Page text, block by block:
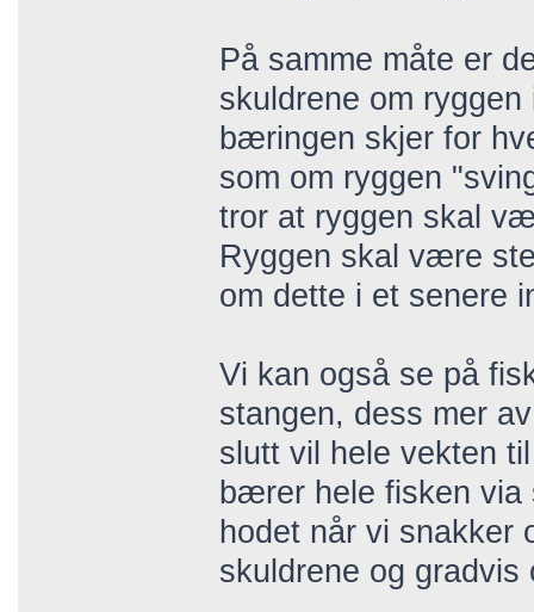
På samme måte er
skuldrene om
bæringen skjer for
som om ryggen
tror at ryggen skal
Ryggen skal være
om dette i et senere
Vi kan også se på
stangen, dess mer
slutt vil hele vekten
bærer hele fisken
hodet når vi snakker
skuldrene og gradvis